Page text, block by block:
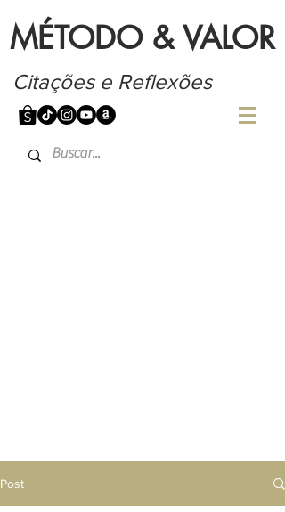
MÉTODO & VALOR
Citações e Reflexões
Post